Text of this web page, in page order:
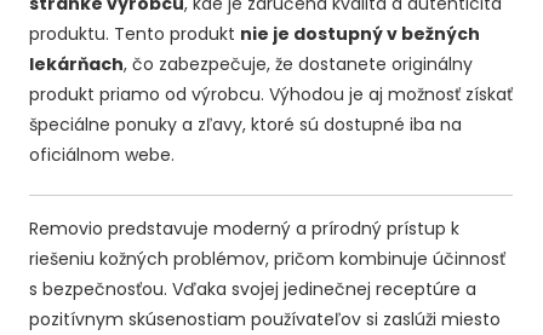
produktu. Tento produkt nie je dostupný v bežných
lekárňach, čo zabezpečuje, že dostanete originálny
produkt priamo od výrobcu. Výhodou je aj možnosť získať
špeciálne ponuky a zľavy, ktoré sú dostupné iba na
oficiálnom webe.
Removio predstavuje moderný a prírodný prístup k
riešeniu kožných problémov, pričom kombinuje účinnosť
s bezpečnosťou. Vďaka svojej jedinečnej receptúre a
pozitívnym skúsenostiam používateľov si zaslúži miesto